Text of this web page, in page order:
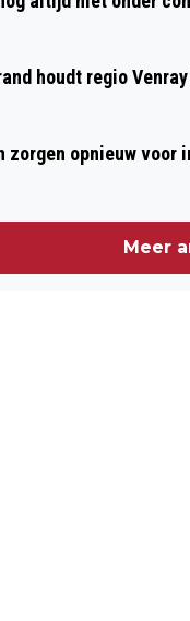
houdt regio
zorgen opnieuw
Meer